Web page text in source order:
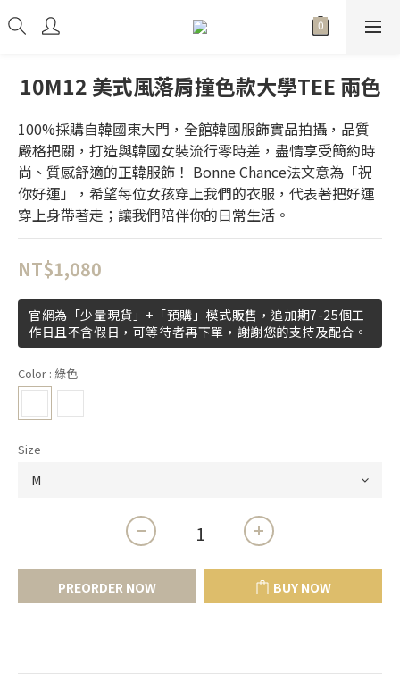
10M12 美式風落肩撞色款大學TEE 兩色
100%採購自韓國東大門，全館韓國服飾實品拍攝，品質
嚴格把關，打造與韓國女裝流行零時差，盡情享受簡約時
尚、質感舒適的正韓服飾！ Bonne Chance法文意為「祝
你好運」，希望每位女孩穿上我們的衣服，代表著把好運
穿上身帶著走；讓我們陪伴你的日常生活。
NT$1,080
官網為「少量現貨」+「預購」模式販售，追加期7-25個工
作日且不含假日，可等待者再下單，謝謝您的支持及配合。
Color : 綠色
Size
PREORDER NOW BUY NOW